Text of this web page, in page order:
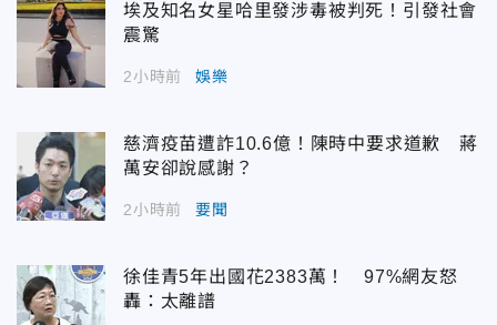
埃及知名女星哈里發涉毒被判死！引發社會
震驚
2小時前 娛樂
慈濟疫苗遭詐10.6億！陳時中要求道歉 蔣
萬安卻說感謝？
2小時前 要聞
徐佳青5年出國花2383萬！ 97%網友怒
轟：太離譜